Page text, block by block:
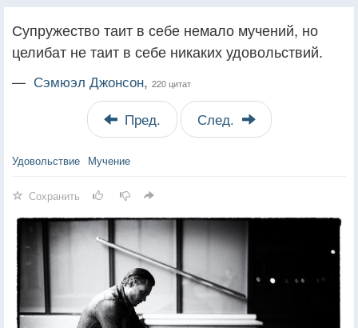
Супружество таит в себе немало мучений, но
целибат не таит в себе никаких удовольствий.
— Сэмюэл Джонсон, 220 цитат
Пред. След.
Удовольствие Мучение
Сохранить